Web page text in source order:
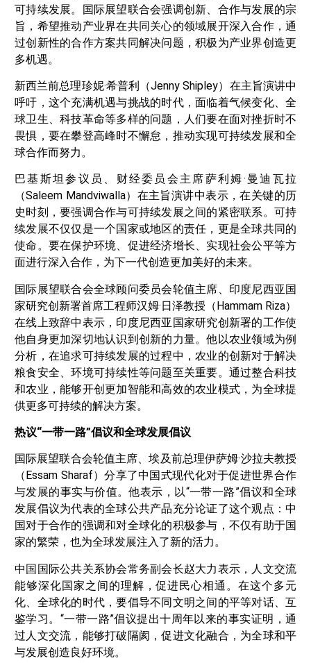
可持续发展。国际展望联合会强调创新、合作与发展的宗
旨，希望推动产业界在共同关心的领域展开深入合作，通
过创新性的合作方案共同解决问题，积极为产业界创造更
多机遇。
新西兰前总理珍妮·希普利（Jenny Shipley）在主旨演讲中
呼吁，这个充满机遇与挑战的时代，面临着气候变化、全
球卫生、科技革命等多样的问题，人们要在面对挫折时不
畏惧，要在攀登高峰时不懈怠，推动实现可持续发展和全
球合作而努力。
巴基斯坦参议员、财经委员会主席萨利姆·曼迪瓦拉
（Saleem Mandviwalla）在主旨演讲中表示，在关键的历
史时刻，要强调合作与可持续发展之间的紧密联系。可持
续发展不仅仅是一个国家或地区的责任，更是全球共同的
使命。要在保护环境、促进经济增长、实现社会公平等方
面进行深入合作，为下一代创造更加美好的未来。
国际展望联合会全球顾问委员会轮值主席、印度尼西亚国
家研究创新署首席工程师汉姆·日泽教授（Hammam Riza）
在线上致辞中表示，印度尼西亚国家研究创新署的工作使
他自身更加深切地认识到创新的力量。他以农业领域为例
分析，在追求可持续发展的过程中，农业的创新对于解决
粮食安全、环境可持续性等问题至关重要。通过整合科技
和农业，能够开创更加智能和高效的农业模式，为全球提
供更多可持续的解决方案。
热议“一带一路”倡议和全球发展倡议
国际展望联合会轮值主席、埃及前总理伊萨姆·沙拉夫教授
（Essam Sharaf）分享了中国式现代化对于促进世界合作
与发展的事实与价值。他表示，以“一带一路”倡议和全球
发展倡议为代表的全球公共产品充分论证了这个观点：中
国对于合作的强调和对全球化的积极参与，不仅有助于国
家的繁荣，也为全球发展注入了新的活力。
中国国际公共关系协会常务副会长赵大力表示，人文交流
能够深化国家之间的理解，促进民心相通。在这个多元
化、全球化的时代，要倡导不同文明之间的平等对话、互
鉴学习。“一带一路”倡议提出十周年以来的事实证明，通
过人文交流，能够打破隔阂，促进文化融合，为全球和平
与发展创造良好环境。